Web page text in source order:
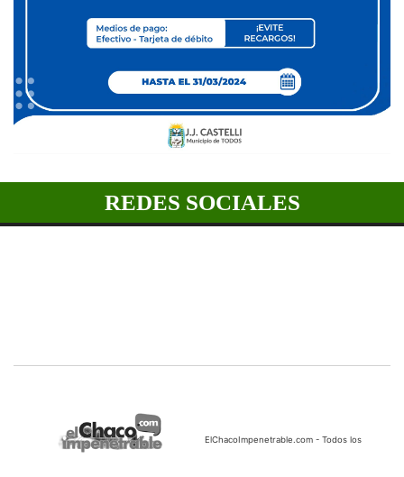
REDES SOCIALES
ElChacoImpenetrable.com - Todos los